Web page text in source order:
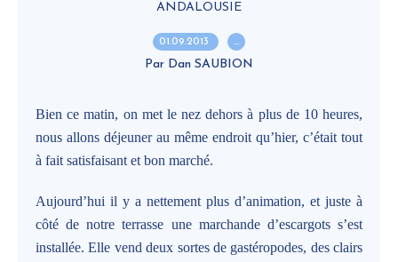
ANDALOUSIE
01.09.2013 …
Par Dan SAUBION
Bien ce matin, on met le nez dehors à plus de 10 heures,
nous allons déjeuner au même endroit qu’hier, c’était tout
à fait satisfaisant et bon marché.
Aujourd’hui il y a nettement plus d’animation, et juste à
côté de notre terrasse une marchande d’escargots s’est
installée. Elle vend deux sortes de gastéropodes, des clairs